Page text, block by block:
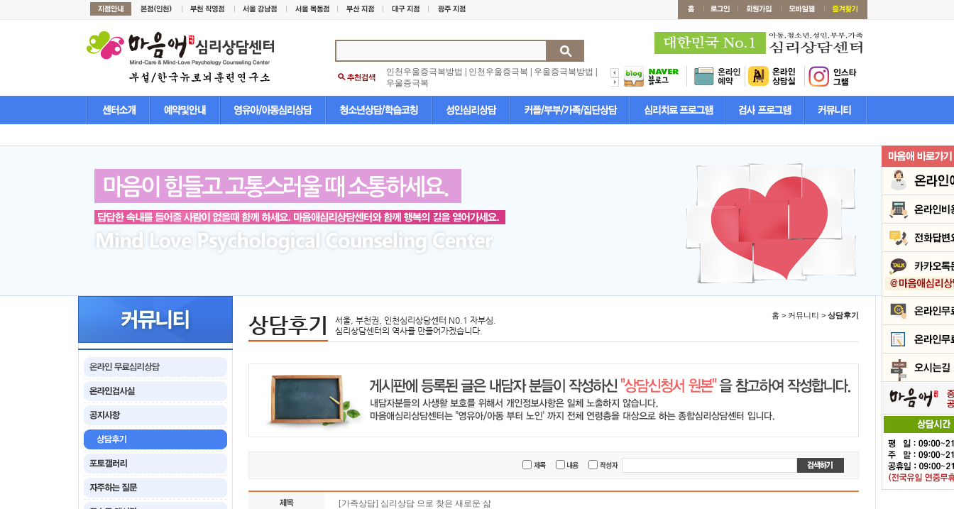
인천우울증극복방법 인천우울증극복 우울증극복방법
우울증극복
상담후기
서울, 부천권, 인천심리상담센터 N0.1 자부심.
심리상담센터의 역사를 만들어가겠습니다.
홈 > 커뮤니티 > 상담후기
[가족상담] 심리상담 으로 찾은 새로운 삶